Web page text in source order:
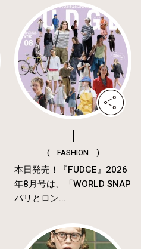
( FASHION )
本日発売！『FUDGE』2026
年8月号は、「WORLD SNAP
パリとロン...